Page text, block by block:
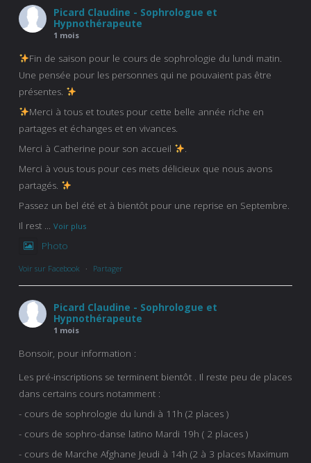
Picard Claudine - Sophrologue et
Hypnothérapeute
1 mois
Fin de saison pour le cours de sophrologie du lundi matin.
Une pensée pour les personnes qui ne pouvaient pas être
présentes.
Merci à tous et toutes pour cette belle année riche en
partages et échanges et en vivances.
Merci à Catherine pour son accueil
.
Merci à vous tous pour ces mets délicieux que nous avons
partagés.
Passez un bel été et à bientôt pour une reprise en Septembre.
Il rest ... Voir plus
Photo
Voir sur Facebook · Partager
Picard Claudine - Sophrologue et
Hypnothérapeute
1 mois
Bonsoir, pour information :
Les pré-inscriptions se terminent bientôt . Il reste peu de places
dans certains cours notamment :
- cours de sophrologie du lundi à 11h (2 places )
- cours de sophro-danse latino Mardi 19h ( 2 places )
- cours de Marche Afghane Jeudi à 14h (2 à 3 places Maximum